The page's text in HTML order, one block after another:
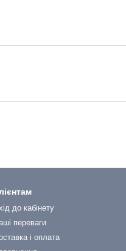
до кабінету
переваги
і оплата